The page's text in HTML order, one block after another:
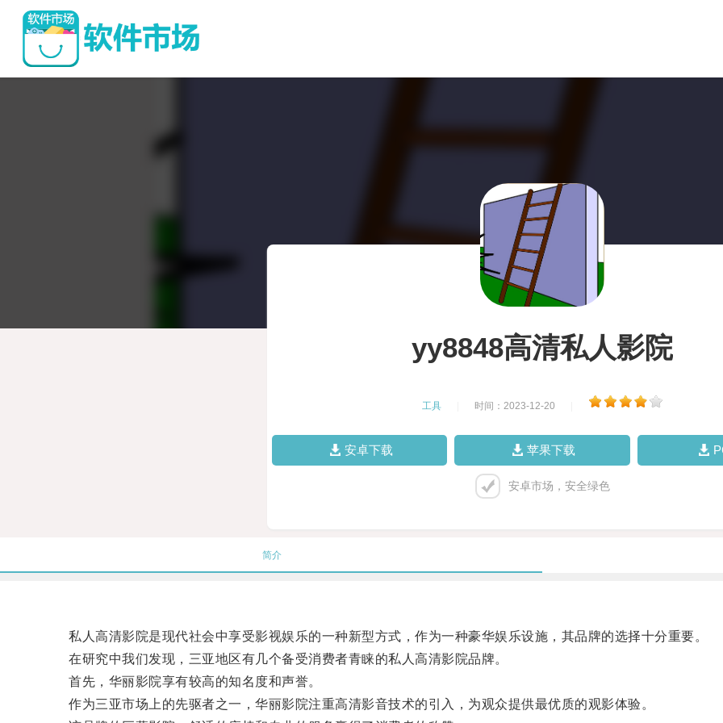
yy8848高清私人影院
工具 时间：2023-12-20
安卓下载 苹果下载
安卓市场，安全绿色
简介
私人高清影院是现代社会中享受影视娱乐的一种新型方式，作为一种豪华娱乐设施，其品牌的选择十分重要。
在研究中我们发现，三亚地区有几个备受消费者青睐的私人高清影院品牌。
首先，华丽影院享有较高的知名度和声誉。
作为三亚市场上的先驱者之一，华丽影院注重高清影音技术的引入，为观众提供最优质的观影体验。